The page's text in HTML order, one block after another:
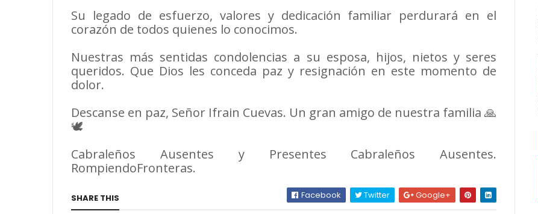
Su legado de esfuerzo, valores y dedicación familiar perdurará en el
corazón de todos quienes lo conocimos.
Nuestras más sentidas condolencias a su esposa, hijos, nietos y seres
queridos. Que Dios les conceda paz y resignación en este momento de
dolor.
Descanse en paz, Señor Ifrain Cuevas. Un gran amigo de nuestra familia 🙏
🕊️
Cabraleños Ausentes y Presentes Cabraleños Ausentes.
RompiendoFronteras.
SHARE THIS Facebook Twitter Google+